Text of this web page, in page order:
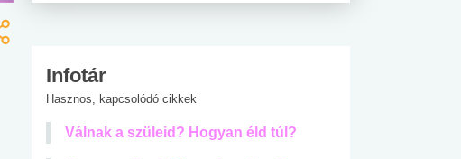
Infotár
Hasznos, kapcsolódó cikkek
Válnak a szüleid? Hogyan éld túl?